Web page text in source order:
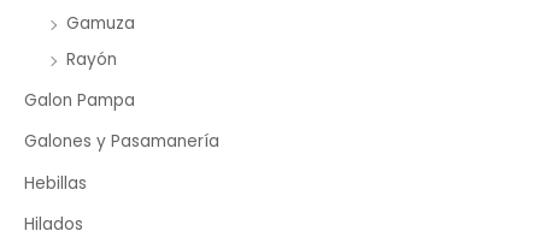
Gamuza
Rayón
Galon Pampa
Galones y Pasamanería
Hebillas
Hilados